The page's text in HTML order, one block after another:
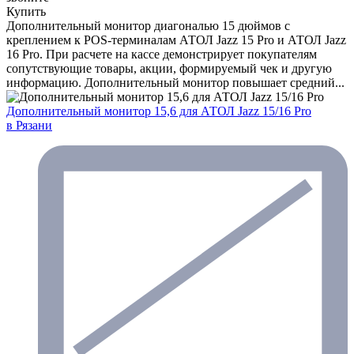
Купить
Дополнительный монитор диагональю 15 дюймов с
креплением к POS-терминалам АТОЛ Jazz 15 Pro и АТОЛ Jazz
16 Pro. При расчете на кассе демонстрирует покупателям
сопутствующие товары, акции, формируемый чек и другую
информацию. Дополнительный монитор повышает средний...
Дополнительный монитор 15,6 для АТОЛ Jazz 15/16 Pro
в Рязани